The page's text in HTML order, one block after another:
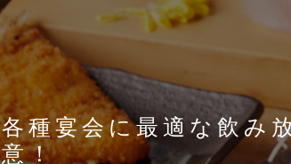
各種宴会に最適な飲み
意！